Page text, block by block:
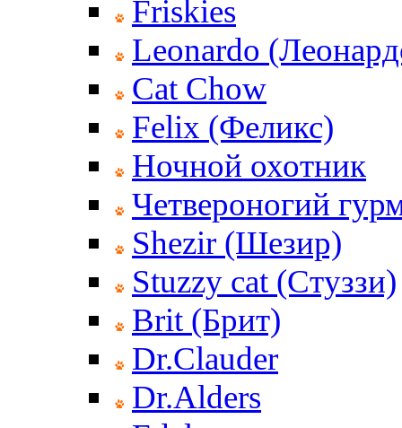
Friskies
Leonardo
Cat Chow
Felix (Феликс)
Ночной охотник
Четвероногий
Shezir (Шезир)
Stuzzy cat (Стуззи)
Brit (Брит)
Dr.Clauder
Dr.Alders